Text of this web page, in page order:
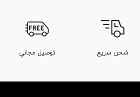
شحن سريع توصيل مجاني